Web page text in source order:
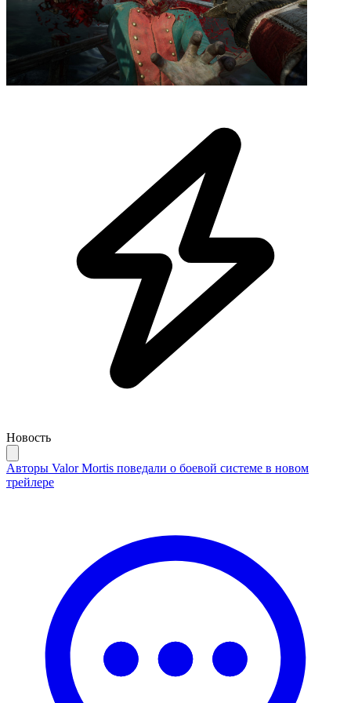
Новость
Авторы Valor Mortis поведали о боевой системе в новом
трейлере